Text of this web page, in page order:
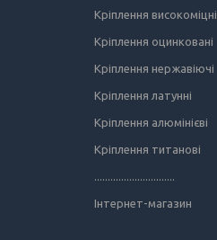
Кріплення високоміцні
Кріплення оцинковані
Кріплення нержавіючі
Кріплення латунні
Кріплення алюмінієві
Кріплення титанові
..............................
Інтернет-магазин